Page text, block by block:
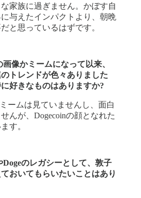
家族に過ぎません。かぼす自
与えたインパクトより、朝晩
と思っているはずです。
像かミームになって以来、
トレンドが色々ありました
好きなものはありますか?
ームは見ていませんし、面白
んが、Dogecoinの顔となれた
す。
のレガシーとして、敦子
おいてもらいたいことはあり